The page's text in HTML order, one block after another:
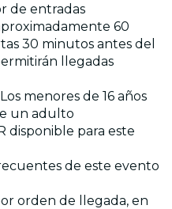
de entradas
60
30 minutos antes del
llegadas
menores de 16 años
un adulto
disponible para este
de este evento
orden de llegada, en